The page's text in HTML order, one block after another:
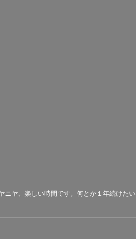
ニヤ、楽しい時間です。何とか１年続けたい